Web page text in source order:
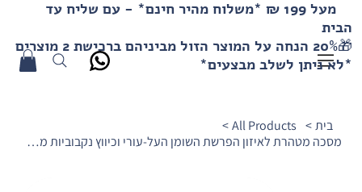
מעל 199 ₪ *משלוח מהיר חינם* - עם שליח עד
הבית
🎁20% הנחה על המוצר הזול מביניהם ברכישת 2 מוצרים
*לא ניתן לשלב מבצעים*
בית>
All Products
>
מסכה מטהרת לאיזון הפרשת השומן העל-עורי וכיווץ נקבוביות מסדרת אקנוקס פלוס HL